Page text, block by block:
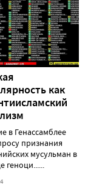
как
в Генассамблее
признания
мусульман в
геноци......